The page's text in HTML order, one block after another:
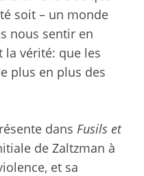
soit – un monde
nous sentir en
la vérité: que les
plus en plus des
dans Fusils et
de Zaltzman à
et sa